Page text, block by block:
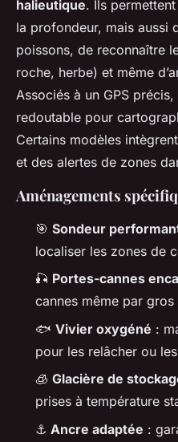
halieutique. Ils
la profondeur, mais aussi
poissons, de reconnaître
roche, herbe) et même
Associés à un GPS
redoutable pour
Certains modèles
et des alertes de zones
Aménagements
🎯 Sondeur
localiser les zones de
🎣 Portes-cannes
cannes même par gros
🐟 Vivier oxygéné :
pour les relâcher ou
🧊 Glacière de
prises à température
⚓ Ancre adaptée :